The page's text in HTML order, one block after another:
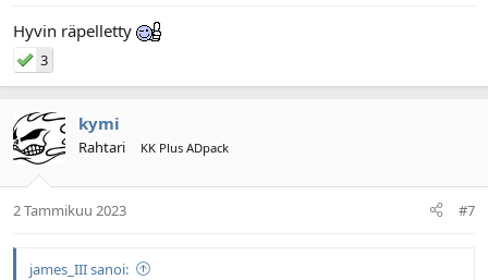
Hyvin räpelletty
3
kymi
Rahtari KK Plus ADpack
2 Tammikuu 2023 #7
james_III sanoi: